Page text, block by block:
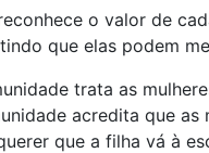
o valor de
que elas podem
trata as
acredita que
que a filha vá à